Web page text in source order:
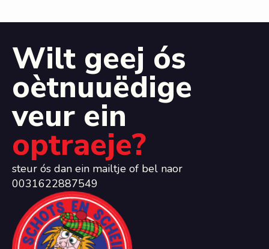
Wilt geej ós
oètnuuëdige
veur ein
optraeje?
steur ós dan ein mailtje of bel naor
0031622887549